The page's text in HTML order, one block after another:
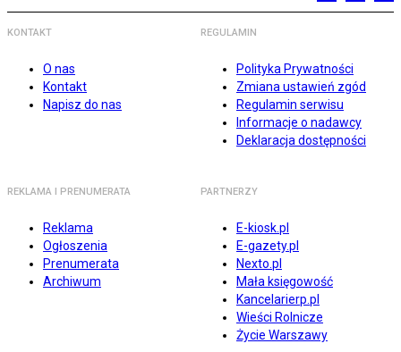
KONTAKT
O nas
Kontakt
Napisz do nas
REGULAMIN
Polityka Prywatności
Zmiana ustawień zgód
Regulamin serwisu
Informacje o nadawcy
Deklaracja dostępności
REKLAMA I PRENUMERATA
Reklama
Ogłoszenia
Prenumerata
Archiwum
PARTNERZY
E-kiosk.pl
E-gazety.pl
Nexto.pl
Mała księgowość
Kancelarierp.pl
Wieści Rolnicze
Życie Warszawy